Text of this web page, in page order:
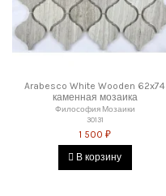
Arabesco White Wooden 62x74
каменная мозаика
Философия Мозаики
30131
1 500 ₽
В корзину